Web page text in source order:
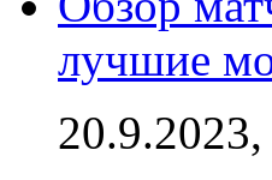
лучшие